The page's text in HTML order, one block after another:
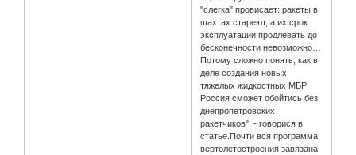
"слегка" провисает: ракеты в
шахтах стареют, а их срок
эксплуатации продлевать до
бесконечности невозможно…
Потому сложно понять, как в
деле создания новых
тяжелых жидкостных МБР
Россия сможет обойтись без
днепропетровских
ракетчиков", - говорися в
статье.Почти вся программа
вертолетостроения завязана